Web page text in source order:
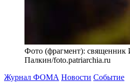
Фото (фрагмент): священник
Палкин/foto.patriarchia.ru
Журнал ФОМА Новости Событие